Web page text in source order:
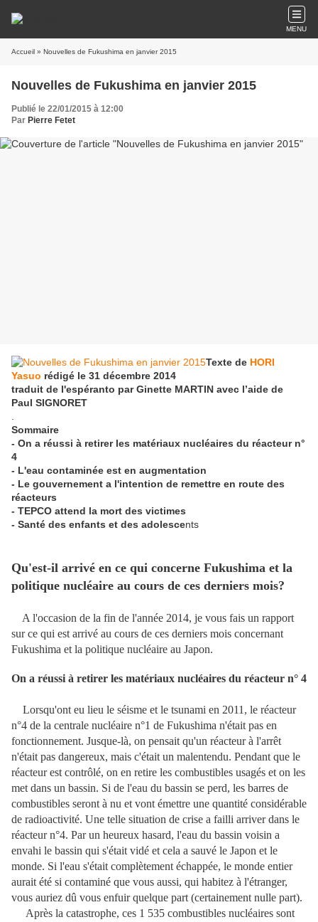
MENU
Accueil » Nouvelles de Fukushima en janvier 2015
Nouvelles de Fukushima en janvier 2015
Publié le 22/01/2015 à 12:00
Par Pierre Fetet
Texte de HORI
Yasuo rédigé le 31 décembre 2014
traduit de l'espéranto par Ginette MARTIN avec l’aide de
Paul SIGNORET
Sommaire
- On a réussi à retirer les matériaux nucléaires du réacteur n°
4
- L'eau contaminée est en augmentation
- Le gouvernement a l'intention de remettre en route des
réacteurs
- TEPCO attend la mort des victimes
- Santé des enfants et des adolescents
Qu'est-il arrivé en ce qui concerne Fukushima et la
politique nucléaire au cours de ces derniers mois?
A l'occasion de la fin de l'année 2014, je vous fais un rapport
sur ce qui est arrivé au cours de ces derniers mois concernant
Fukushima et la politique nucléaire au Japon.
On a réussi à retirer les matériaux nucléaires du réacteur n° 4
Lorsqu'ont eu lieu le séisme et le tsunami en 2011, le réacteur
n°4 de la centrale nucléaire n°1 de Fukushima n'était pas en
fonctionnement. Jusque-là, on pensait qu'un réacteur à l'arrêt
n'était pas dangereux, mais c'était un malentendu. Pendant que le
réacteur est contrôlé, on en retire les combustibles usagés et on les
met dans un bassin. Si de l'eau du bassin se perd, les barres de
combustibles seront à nu et vont émettre une quantité considérable
de radioactivité. Une telle situation de crise a failli arriver dans le
réacteur n°4. Par un heureux hasard, l'eau du bassin voisin a
envahi le bassin qui s'était vidé et cela a sauvé le Japon et le
monde. Si l'eau s'était complètement échappée, le monde entier
aurait été si contaminé que vous aussi, qui habitez à l'étranger,
vous auriez dû vous enfuir quelque part (certainement nulle part).
Après la catastrophe, ces 1 535 combustibles nucléaires sont